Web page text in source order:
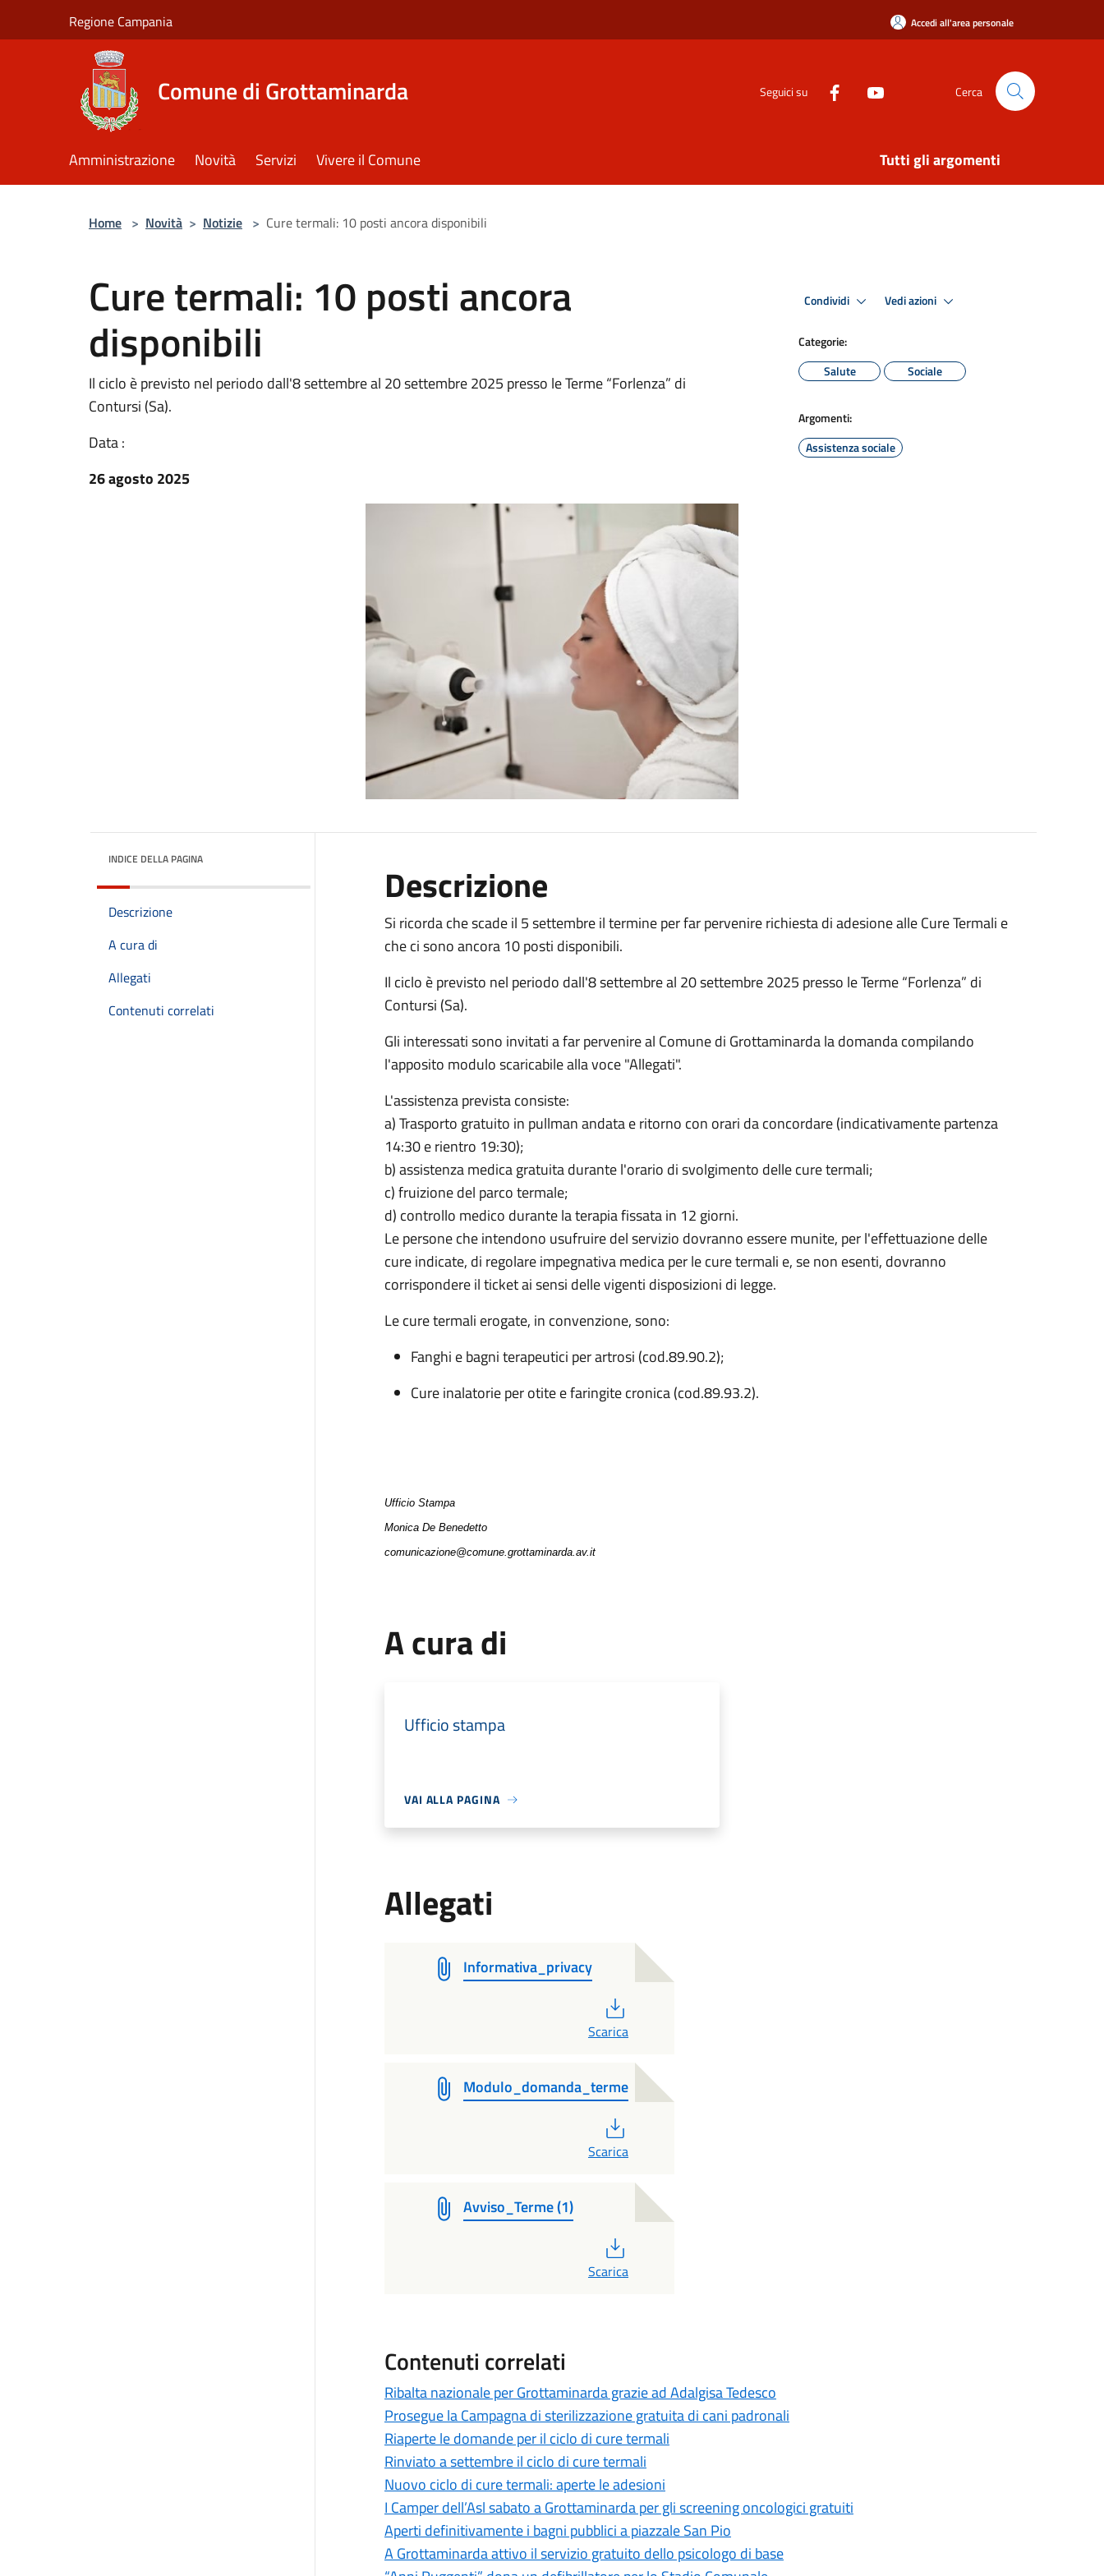
Regione Campania Accedi all'area personale
Comune di Grottaminarda Seguici su Cerca
Amministrazione Novità Servizi Vivere il Comune Tutti gli argomenti
Home > Novità > Notizie > Cure termali: 10 posti ancora disponibili
Cure termali: 10 posti ancora
disponibili
Il ciclo è previsto nel periodo dall'8 settembre al 20 settembre 2025 presso le Terme “Forlenza” di
Contursi (Sa).
Data :
26 agosto 2025
Condividi Vedi azioni
Categorie:
Salute
Sociale
Argomenti:
Assistenza sociale
INDICE DELLA PAGINA
Descrizione
A cura di
Allegati
Contenuti correlati
Descrizione
Si ricorda che scade il 5 settembre il termine per far pervenire richiesta di adesione alle Cure Termali e
che ci sono ancora 10 posti disponibili.
Il ciclo è previsto nel periodo dall'8 settembre al 20 settembre 2025 presso le Terme “Forlenza” di
Contursi (Sa).
Gli interessati sono invitati a far pervenire al Comune di Grottaminarda la domanda compilando
l'apposito modulo scaricabile alla voce "Allegati".
L'assistenza prevista consiste:
a) Trasporto gratuito in pullman andata e ritorno con orari da concordare (indicativamente partenza
14:30 e rientro 19:30);
b) assistenza medica gratuita durante l'orario di svolgimento delle cure termali;
c) fruizione del parco termale;
d) controllo medico durante la terapia fissata in 12 giorni.
Le persone che intendono usufruire del servizio dovranno essere munite, per l'effettuazione delle
cure indicate, di regolare impegnativa medica per le cure termali e, se non esenti, dovranno
corrispondere il ticket ai sensi delle vigenti disposizioni di legge.
Le cure termali erogate, in convenzione, sono:
Fanghi e bagni terapeutici per artrosi (cod.89.90.2);
Cure inalatorie per otite e faringite cronica (cod.89.93.2).
Ufficio Stampa
Monica De Benedetto
comunicazione@comune.grottaminarda.av.it
A cura di
Ufficio stampa
VAI ALLA PAGINA
Allegati
Informativa_privacy
Scarica
Modulo_domanda_terme
Scarica
Avviso_Terme (1)
Scarica
Contenuti correlati
Ribalta nazionale per Grottaminarda grazie ad Adalgisa Tedesco
Prosegue la Campagna di sterilizzazione gratuita di cani padronali
Riaperte le domande per il ciclo di cure termali
Rinviato a settembre il ciclo di cure termali
Nuovo ciclo di cure termali: aperte le adesioni
I Camper dell’Asl sabato a Grottaminarda per gli screening oncologici gratuiti
Aperti definitivamente i bagni pubblici a piazzale San Pio
A Grottaminarda attivo il servizio gratuito dello psicologo di base